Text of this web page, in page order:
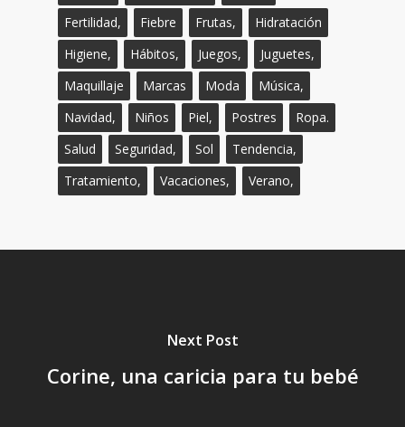
Fertilidad,
Fiebre Frutas,
Hidratación
Higiene,
Hábitos, Juegos,
Juguetes,
Maquillaje
Marcas Moda
Música,
Navidad,
Niños Piel, Postres
Ropa.
Salud
Seguridad, Sol
Tendencia,
Tratamiento,
Vacaciones, Verano,
Next Post
Corine, una caricia para tu bebé